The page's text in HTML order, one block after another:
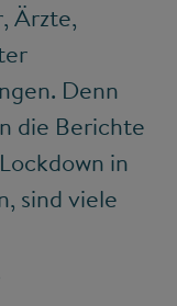
Ärzte,
Denn
die Berichte
in
sind viele